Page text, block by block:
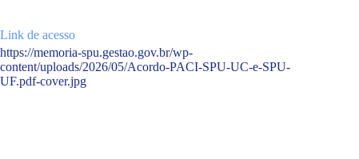
Link de acesso
https://memoria-spu.gestao.gov.br/wp-
content/uploads/2026/05/Acordo-PACI-SPU-UC-e-SPU-
UF.pdf-cover.jpg